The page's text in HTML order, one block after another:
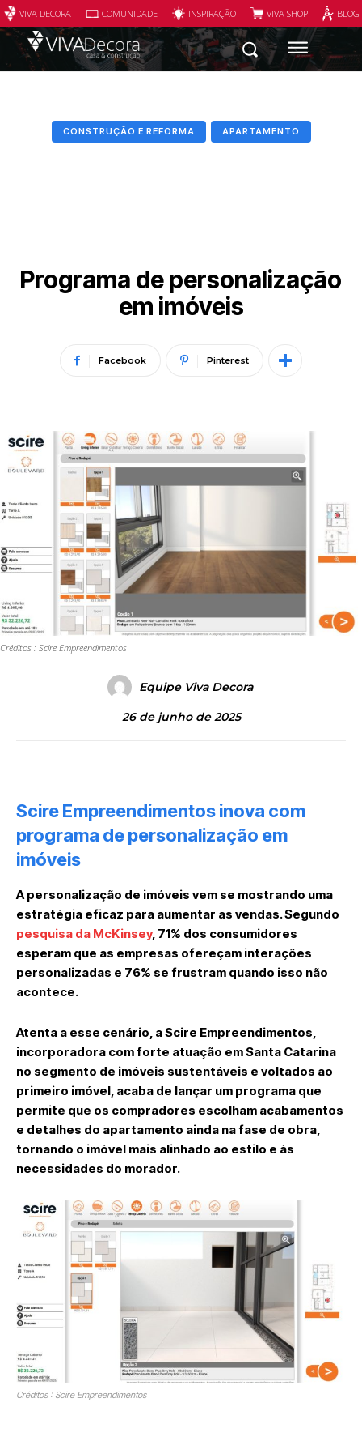
VIVA DECORA COMUNIDADE INSPIRAÇÃO VIVA SHOP
CONSTRUÇÃO E REFORMA APARTAMENTO
Programa de personalização
em imóveis
Facebook Pinterest
Créditos : Scire Empreendimentos
Equipe Viva Decora
26 de junho de 2025
Scire Empreendimentos inova com
programa de personalização em
imóveis
A personalização de imóveis vem se mostrando uma
estratégia eficaz para aumentar as vendas. Segundo
pesquisa da McKinsey, 71% dos consumidores
esperam que as empresas ofereçam interações
personalizadas e 76% se frustram quando isso não
acontece.
Atenta a esse cenário, a Scire Empreendimentos,
incorporadora com forte atuação em Santa Catarina
no segmento de imóveis sustentáveis e voltados ao
primeiro imóvel, acaba de lançar um programa que
permite que os compradores escolham acabamentos
e detalhes do apartamento ainda na fase de obra,
tornando o imóvel mais alinhado ao estilo e às
necessidades do morador.
Créditos : Scire Empreendimentos